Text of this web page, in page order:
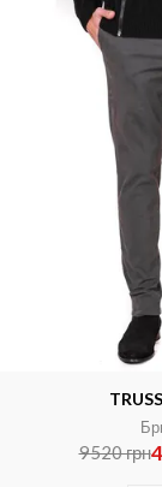
9520 грн